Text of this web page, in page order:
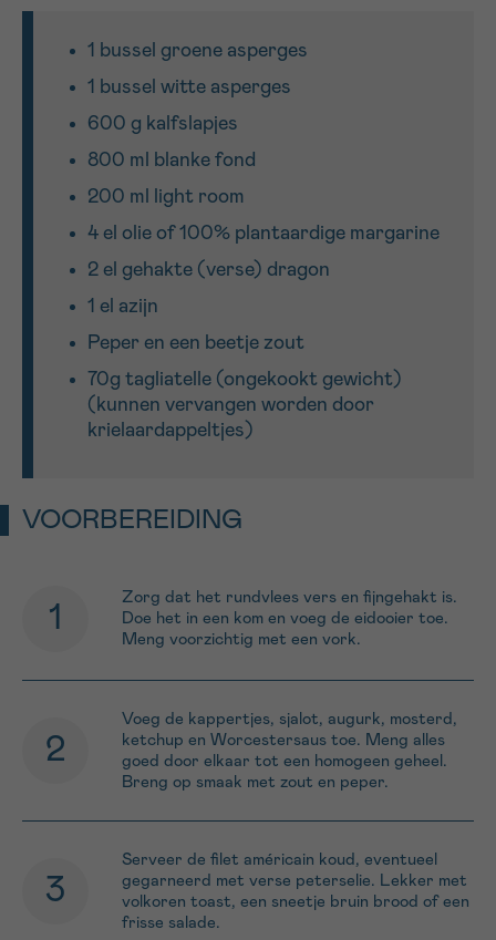
1 bussel groene asperges
1 bussel witte asperges
600 g kalfslapjes
800 ml blanke fond
200 ml light room
4 el olie of 100% plantaardige margarine
2 el gehakte (verse) dragon
1 el azijn
Peper en een beetje zout
70g tagliatelle (ongekookt gewicht)
(kunnen vervangen worden door
krielaardappeltjes)
VOORBEREIDING
Zorg dat het rundvlees vers en fijngehakt is.
Doe het in een kom en voeg de eidooier toe.
Meng voorzichtig met een vork.
Voeg de kappertjes, sjalot, augurk, mosterd,
ketchup en Worcestersaus toe. Meng alles
goed door elkaar tot een homogeen geheel.
Breng op smaak met zout en peper.
Serveer de filet américain koud, eventueel
gegarneerd met verse peterselie. Lekker met
volkoren toast, een sneetje bruin brood of een
frisse salade.